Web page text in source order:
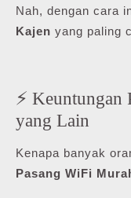
Nah, dengan cara
Kajen yang paling
⚡
yang Lain
Kenapa banyak
Pasang WiFi